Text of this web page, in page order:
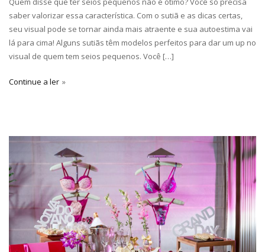
saber valorizar essa característica. Com o sutiã e as dicas certas,
seu visual pode se tornar ainda mais atraente e sua autoestima vai
lá para cima! Alguns sutiãs têm modelos perfeitos para dar um up no
visual de quem tem seios pequenos. Você […]
Continue a ler